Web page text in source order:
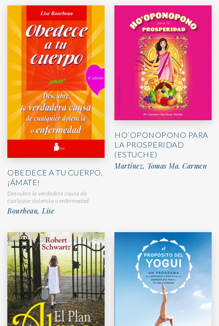
OBEDECE A TU CUERPO,
¡ÁMATE!
Descubre la verdadera causa de
cualquier dolencia o enfermedad
Bourbeau, Lise
HO’OPONOPONO PARA
LA PROSPERIDAD
(ESTUCHE)
Martinez, Tomas Ma. Carmen